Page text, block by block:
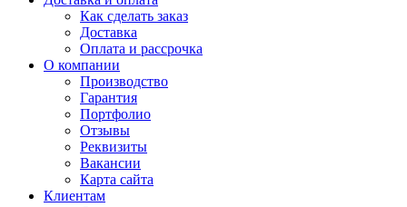
Как сделать заказ
Доставка
Оплата и рассрочка
О компании
Производство
Гарантия
Портфолио
Отзывы
Реквизиты
Вакансии
Карта сайта
Клиентам